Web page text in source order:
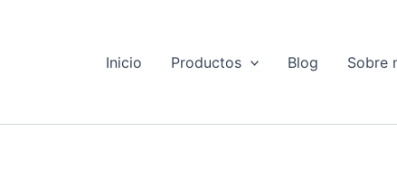
Inicio Productos Blog Sobre